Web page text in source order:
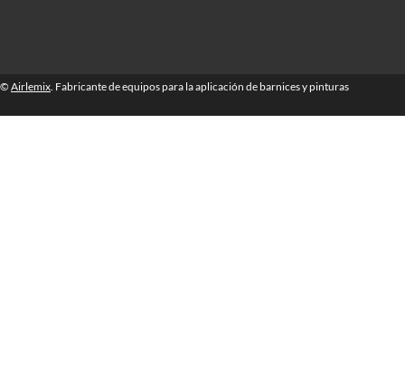
© Airlemix. Fabricante de equipos para la aplicación de barnices y pinturas